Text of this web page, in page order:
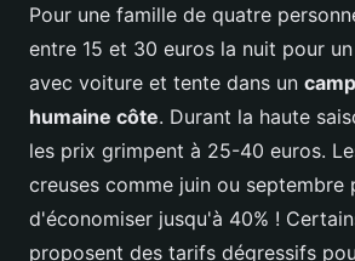
Pour une famille de quatre
entre 15 et 30 euros la nuit pour
avec voiture et tente dans un
humaine côte. Durant la haute
les prix grimpent à 25-40 euros.
creuses comme juin ou septembre
d'économiser jusqu'à 40% !
proposent des tarifs dégressifs